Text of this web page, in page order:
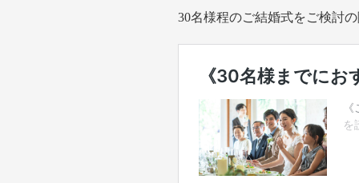
30名様程のご結婚式をご検討